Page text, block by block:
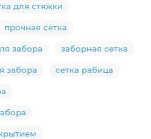
для стяжки
прочная сетка
забора заборная сетка
забора сетка рабица